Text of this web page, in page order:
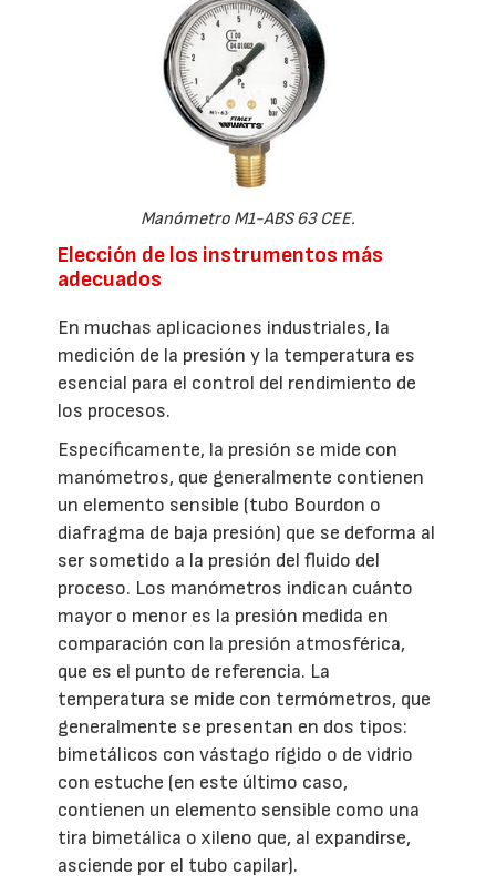
Manómetro M1-ABS 63 CEE.
Elección de los instrumentos más
adecuados
En muchas aplicaciones industriales, la
medición de la presión y la temperatura es
esencial para el control del rendimiento de
los procesos.
Específicamente, la presión se mide con
manómetros, que generalmente contienen
un elemento sensible (tubo Bourdon o
diafragma de baja presión) que se deforma al
ser sometido a la presión del fluido del
proceso. Los manómetros indican cuánto
mayor o menor es la presión medida en
comparación con la presión atmosférica,
que es el punto de referencia. La
temperatura se mide con termómetros, que
generalmente se presentan en dos tipos:
bimetálicos con vástago rígido o de vidrio
con estuche (en este último caso,
contienen un elemento sensible como una
tira bimetálica o xileno que, al expandirse,
asciende por el tubo capilar).